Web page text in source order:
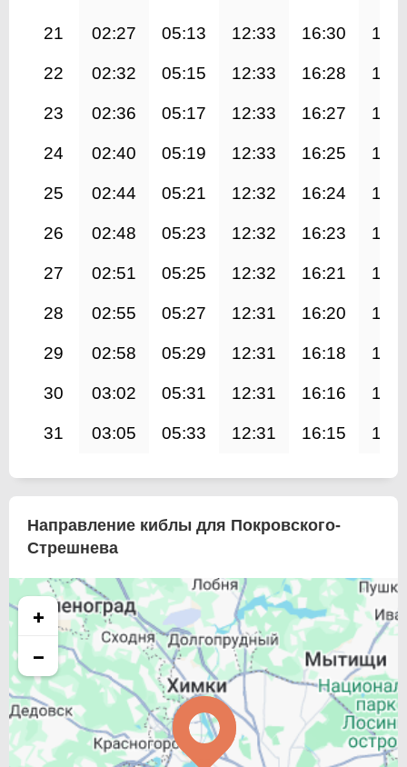
21 02:27 05:13 12:33 16:30
22 02:32 05:15 12:33 16:28
23 02:36 05:17 12:33 16:27
24 02:40 05:19 12:33 16:25
25 02:44 05:21 12:32 16:24
26 02:48 05:23 12:32 16:23
27 02:51 05:25 12:32 16:21
28 02:55 05:27 12:31 16:20
29 02:58 05:29 12:31 16:18
30 03:02 05:31 12:31 16:16
31 03:05 05:33 12:31 16:15
Направление киблы для Покровского-
Стрешнева
+
−